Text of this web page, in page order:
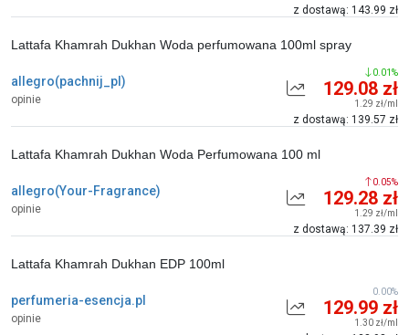
z dostawą: 143.99 zł
allegro(pachnij_pl)
opinie
Lattafa Khamrah Dukhan Woda perfumowana 100ml spray
129.08 zł
1.29 zł/ml
z dostawą: 139.57 zł
0.01%
allegro(Your-Fragrance)
opinie
Lattafa Khamrah Dukhan Woda Perfumowana 100 ml
129.28 zł
1.29 zł/ml
z dostawą: 137.39 zł
0.05%
perfumeria-esencja.pl
opinie
Lattafa Khamrah Dukhan EDP 100ml
129.99 zł
1.30 zł/ml
0.00%